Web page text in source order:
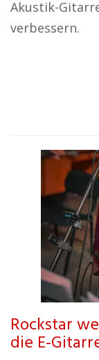
Akustik-
verbessern.
Rockstar
die E-